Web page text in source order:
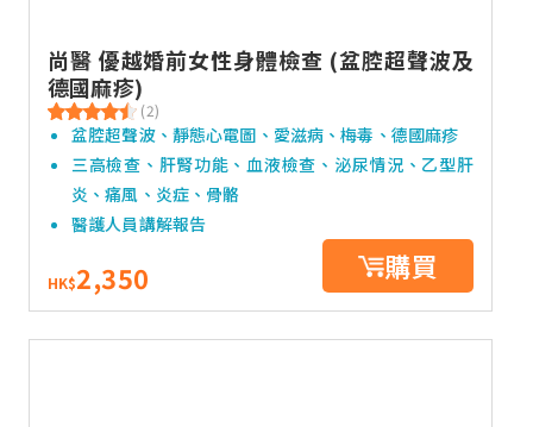
尚醫 優越婚前女性身體檢查 (盆腔超聲波及
德國麻疹)
(2)
盆腔超聲波、靜態心電圖、愛滋病、梅毒、德國麻疹
三高檢查、肝腎功能、血液檢查、泌尿情況、乙型肝
炎、痛風、炎症、骨骼
醫護人員講解報告
HK$2,350 購買